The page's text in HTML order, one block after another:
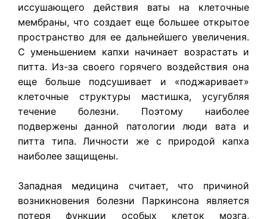
иссушающего действия ваты на клеточные
мембраны, что создает еще большее открытое
пространство для ее дальнейшего увеличения.
С уменьшением капхи начинает возрастать и
питта. Из-за своего горячего воздействия она
еще больше подсушивает и «поджаривает»
клеточные структуры мастишка, усугубляя
течение болезни. Поэтому наиболее
подвержены данной патологии люди вата и
питта типа. Личности же с природой капха
наиболее защищены.
Западная медицина считает, что причиной
возникновения болезни Паркинсона является
потеря функции особых клеток мозга,